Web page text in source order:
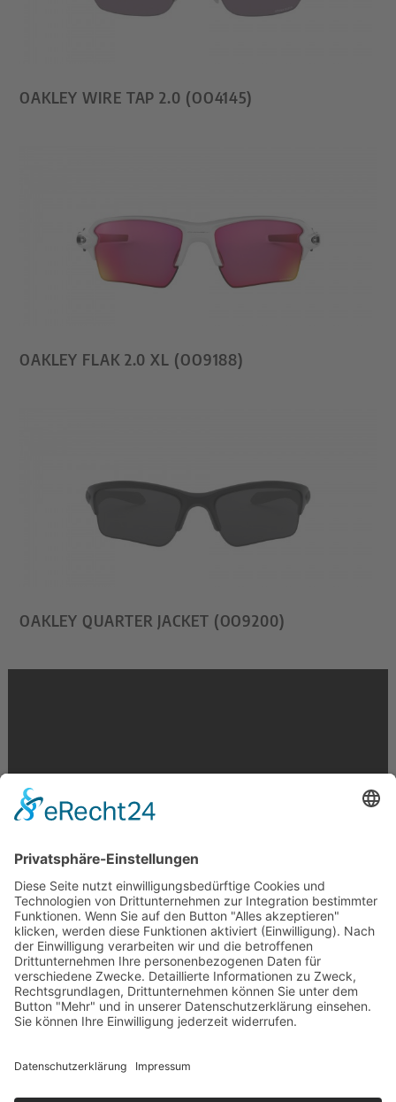
OAKLEY WIRE TAP 2.0 (OO4145)
OAKLEY FLAK 2.0 XL (OO9188)
OAKLEY QUARTER JACKET (OO9200)
Krahnstr. 17/18 | 49074 Osnabrück
Telefon: 0541 29746 | E-Mail:info@optikmeyer.de
Impressum|Datenschutz|Cookie-Einstellungen